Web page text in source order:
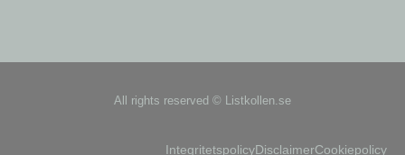
All rights reserved © Listkollen.se
IntegritetspolicyDisclaimerCookiepolicy